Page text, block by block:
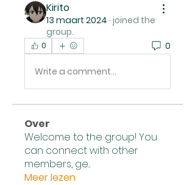
Kirito
13 maart 2024 · joined the
group.
0 0
Write a comment...
Over
Welcome to the group! You
can connect with other
members, ge...
Meer lezen